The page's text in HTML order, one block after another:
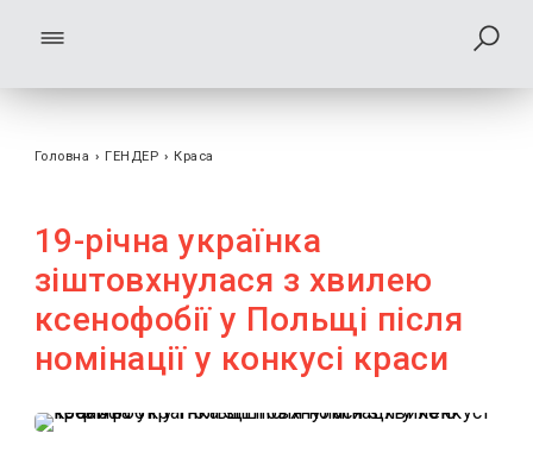
Головна › ГЕНДЕР › Краса
19-річна українка
зіштовхнулася з хвилею
ксенофобії у Польщі після
номінації у конкусі краси